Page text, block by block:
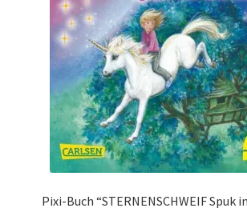
Pixi-Buch “STERNENSCHWEIF Spuk